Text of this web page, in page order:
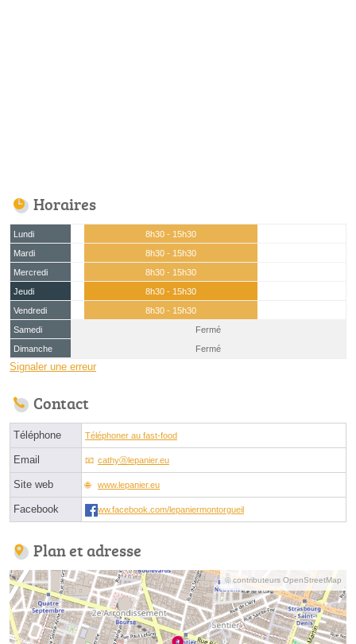
Horaires
Lundi
8h30 - 15h30
Mardi
8h30 - 15h30
Mercredi
8h30 - 15h30
Jeudi
8h30 - 15h30
Vendredi
8h30 - 15h30
Samedi
Fermé
Dimanche
Fermé
Signaler une erreur
Contact
Téléphone Téléphoner au fast-food
Email cathyⓐlepanier.eu
Site web www.lepanier.eu
Facebook ww.facebook.com/lepaniermontorgueil
Plan et adresse
© contributeurs OpenStreetMap